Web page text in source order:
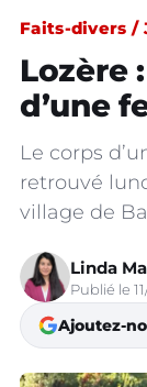
Faits-divers /
Lozère
d’une
Le corps
retrouvé
village de
Linda
Publié le
Ajoutez-